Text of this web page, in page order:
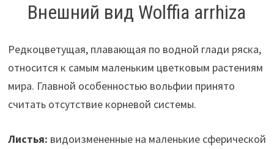
Внешний вид Wolffia arrhiza
Редкоцветущая, плавающая по водной глади ряска,
относится к самым маленьким цветковым растениям
мира. Главной особенностью вольфии принято
считать отсутствие корневой системы.
Листья: видоизмененные на маленькие сферической